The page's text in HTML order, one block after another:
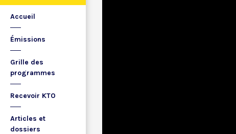
Accueil
Émissions
Grille des
programmes
Recevoir KTO
Articles et
dossiers